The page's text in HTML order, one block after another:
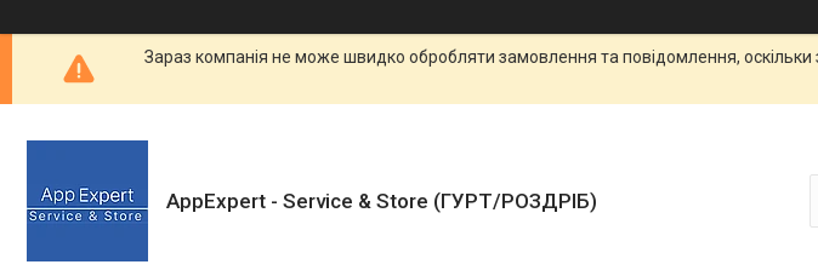
Зараз компанія не може швидко обробляти замовлення та повідомлення,
AppExpert - Service & Store (ГУРТ/РОЗДРІБ)